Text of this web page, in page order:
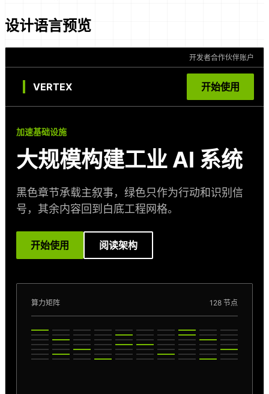
设计语言预览
开发者合作伙伴账户
VERTEX 开始使用
加速基础设施
大规模构建工业 AI 系统
黑色章节承载主叙事，绿色只作为行动和识别信
号，其余内容回到白底工程网格。
开始使用 阅读架构
算力矩阵 128 节点